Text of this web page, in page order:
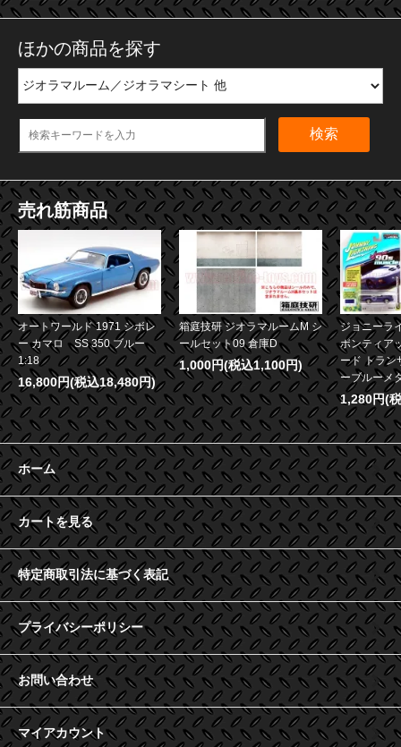
ほかの商品を探す
検索
売れ筋商品
オートワールド 1971 シボレ
ー カマロ SS 350 ブルー
1:18
16,800円(税込18,480円)
箱庭技研 ジオラマルームM シ
ールセット09 倉庫D
1,000円(税込1,100円)
ジョニーラ
ポンティア
ード トラン
ーブルーメ
1,280円(
ホーム
カートを見る
特定商取引法に基づく表記
プライバシーポリシー
お問い合わせ
マイアカウント